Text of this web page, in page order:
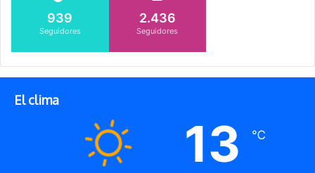
939
Seguidores
2.436
Seguidores
El clima
13 ℃